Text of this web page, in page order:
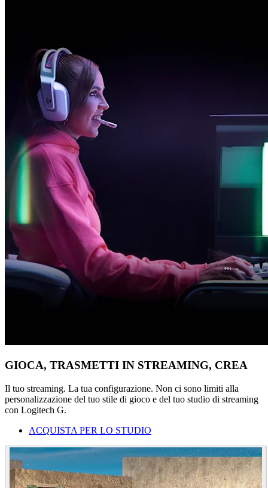
GIOCA, TRASMETTI IN STREAMING, CREA
Il tuo streaming. La tua configurazione. Non ci sono limiti alla
personalizzazione del tuo stile di gioco e del tuo studio di streaming
con Logitech G.
ACQUISTA PER LO STUDIO